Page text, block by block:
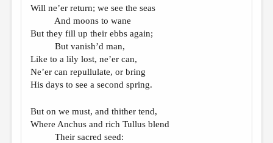
Will ne’er return; we see the seas
And moons to wane
But they fill up their ebbs again;
But vanish’d man,
Like to a lily lost, ne’er can,
Ne’er can repullulate, or bring
His days to see a second spring.
But on we must, and thither tend,
Where Anchus and rich Tullus blend
Their sacred seed: